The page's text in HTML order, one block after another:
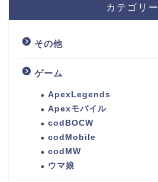
カテゴリー
その他
ゲーム
ApexLegends
Apexモバイル
codBOCW
codMobile
codMW
ウマ娘